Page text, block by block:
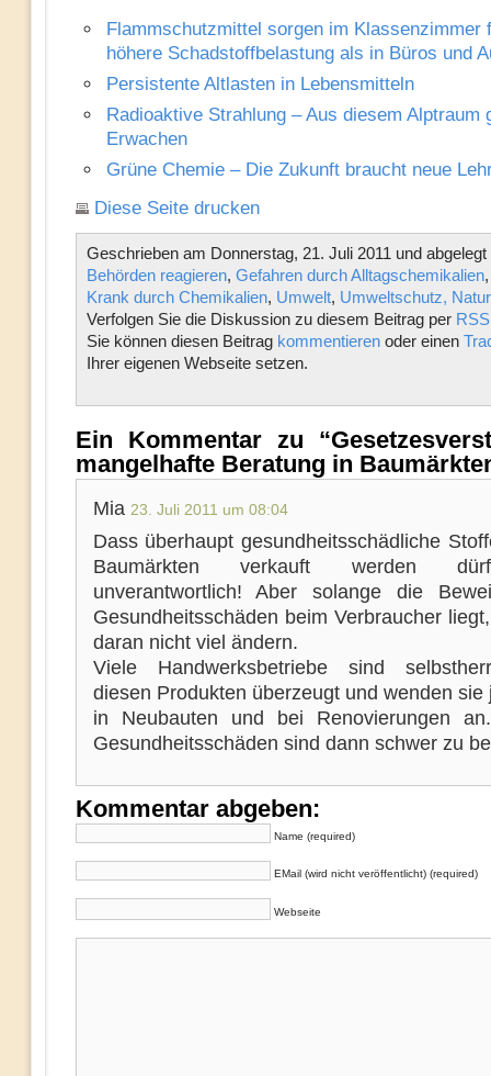
Flammschutzmittel sorgen im Klassenzimmer
höhere Schadstoffbelastung als in Büros und
Persistente Altlasten in Lebensmitteln
Radioaktive Strahlung – Aus diesem Alptraum
Erwachen
Grüne Chemie – Die Zukunft braucht neue
Diese Seite drucken
Geschrieben am Donnerstag, 21. Juli 2011 und abgelegt
Behörden reagieren, Gefahren durch Alltagschemikalien
Krank durch Chemikalien, Umwelt, Umweltschutz,
Verfolgen Sie die Diskussion zu diesem Beitrag per
Sie können diesen Beitrag kommentierenoder einen
Ihrer eigenen Webseite setzen.
Ein Kommentar zu
mangelhafte Beratung in
Mia 23. Juli 2011 um 08:04
Dass überhaupt gesundheitsschädliche
Baumärkten verkauft werden
unverantwortlich! Aber solange die
Gesundheitsschäden beim Verbraucher
daran nicht viel ändern.
Viele Handwerksbetriebe sind
diesen Produkten überzeugt und wenden sie
in Neubauten und bei Renovierungen
Gesundheitsschäden sind dann schwer zu
Kommentar abgeben:
Name (required)
EMail (wird nicht veröffentlicht) (required)
Webseite